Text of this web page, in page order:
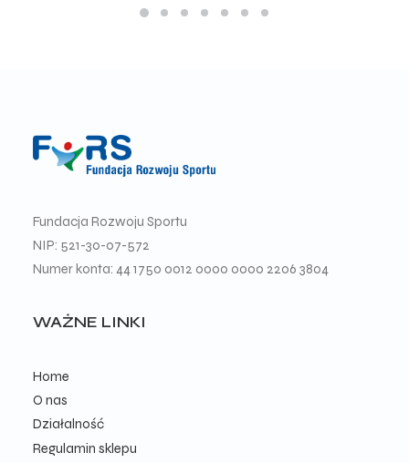
Fundacja Rozwoju Sportu
NIP: 521-30-07-572
Numer konta: 44 1750 0012 0000 0000 2206 3804
WAŻNE LINKI
Home
O nas
Działalność
Regulamin sklepu